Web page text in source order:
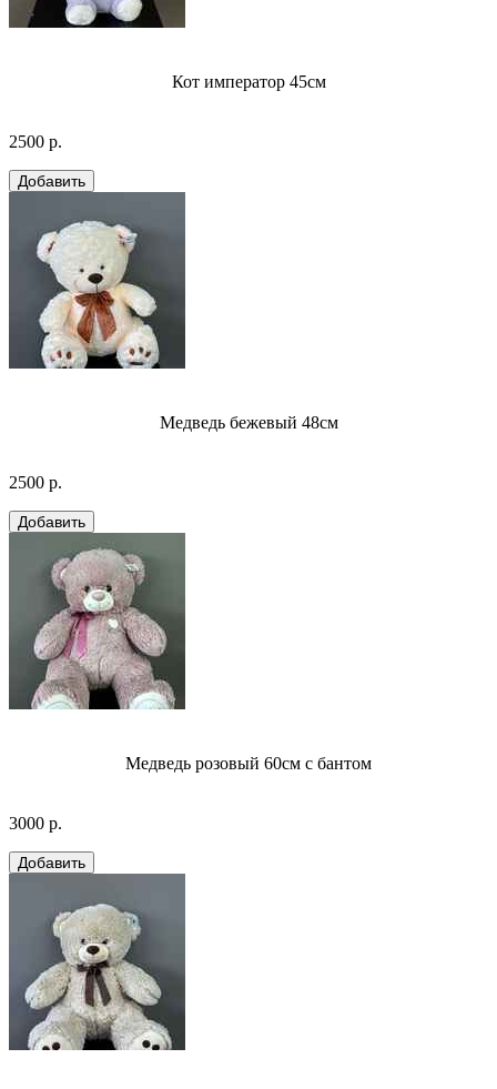
Кот император 45см
2500 р.
Медведь бежевый 48см
2500 р.
Медведь розовый 60см с бантом
3000 р.